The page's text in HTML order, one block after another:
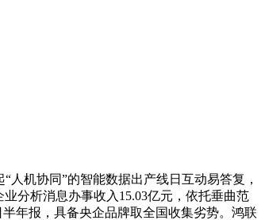
机协同”的智能数据出产线日互动易答复，
分析消息办事收入15.03亿元，依托垂曲范
年报，具备央企品牌取全国收集劣势。鸿联